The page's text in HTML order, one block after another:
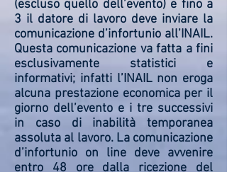
(escluso quello dell’evento) e fino a
3 il datore di lavoro deve inviare la
comunicazione d’infortunio all’INAIL.
Questa comunicazione va fatta a fini
esclusivamente statistici e
informativi; infatti l’INAIL non eroga
alcuna prestazione economica per il
giorno dell’evento e i tre successivi
in caso di inabilità temporanea
assoluta al lavoro. La comunicazione
d’infortunio on line deve avvenire
entro 48 ore dalla ricezione del